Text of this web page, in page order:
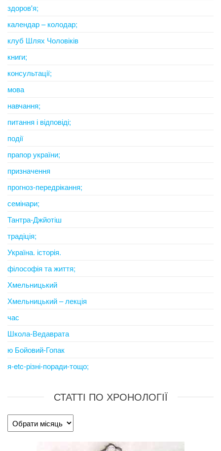
здоров'я;
календар – колодар;
клуб Шлях Чоловіків
книги;
консультації;
мова
навчання;
питання і відповіді;
події
прапор україни;
призначення
прогноз-передрікання;
семінари;
Тантра-Джйотіш
традіція;
Україна. історія.
філософія та життя;
Хмельницький
Хмельницький – лекція
час
Школа-Ведаврата
ю Бойовий-Гопак
я-etc-різні-поради-тощо;
СТАТТІ ПО ХРОНОЛОГІЇ
Статті
по